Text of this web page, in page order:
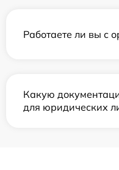
Работаете ли вы с
Какую
для юридических